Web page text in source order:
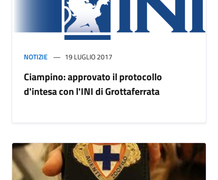
NOTIZIE 19 LUGLIO 2017
Ciampino: approvato il protocollo
d'intesa con l'INI di Grottaferrata